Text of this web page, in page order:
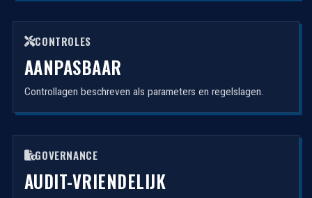
CONTROLES
AANPASBAAR
Controllagen beschreven als parameters en regelslagen.
GOVERNANCE
AUDIT-VRIENDELIJK